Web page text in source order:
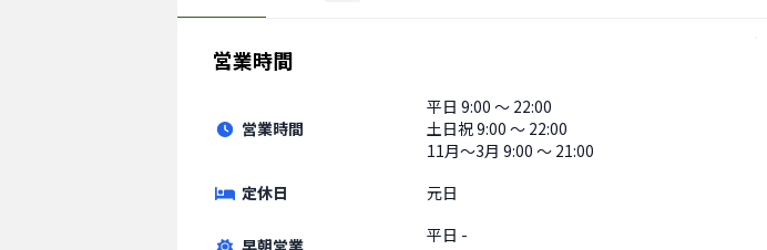
営業時間
営業時間
平日 9:00 〜 22:00
土日祝9:00 〜 22:00
11月〜3月 9:00 〜 21:00
定休日
元日
早朝営業 平日 -